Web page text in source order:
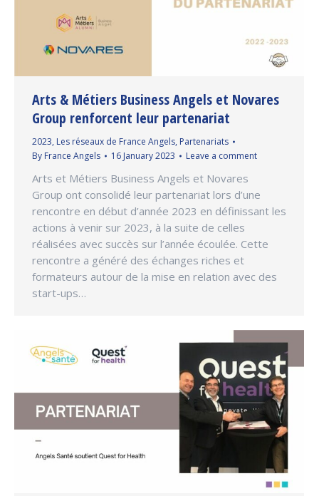
Arts & Métiers Business Angels et Novares
Group renforcent leur partenariat
2023, Les réseaux de France Angels, Partenariats
By France Angels 16 January 2023 Leave a comment
Arts et Métiers Business Angels et Novares
Group ont consolidé leur partenariat lors d’une
rencontre en début d’année 2023 en définissant les
actions à venir sur 2023, à la suite de celles
réalisées avec succès sur l’année écoulée. Cette
rencontre a généré des échanges riches et
formateurs autour de la mise en relation avec des
start-ups…